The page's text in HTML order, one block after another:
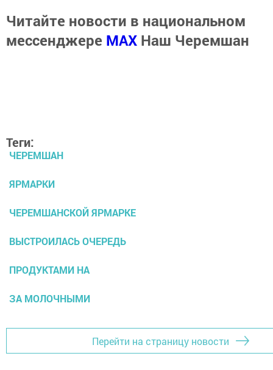
Читайте новости в национальном
мессенджере MАХ Наш Черемшан
Теги:
ЧЕРЕМШАН
ЯРМАРКИ
ЧЕРЕМШАНСКОЙ ЯРМАРКЕ
ВЫСТРОИЛАСЬ ОЧЕРЕДЬ
ПРОДУКТАМИ НА
ЗА МОЛОЧНЫМИ
Перейти на страницу новости